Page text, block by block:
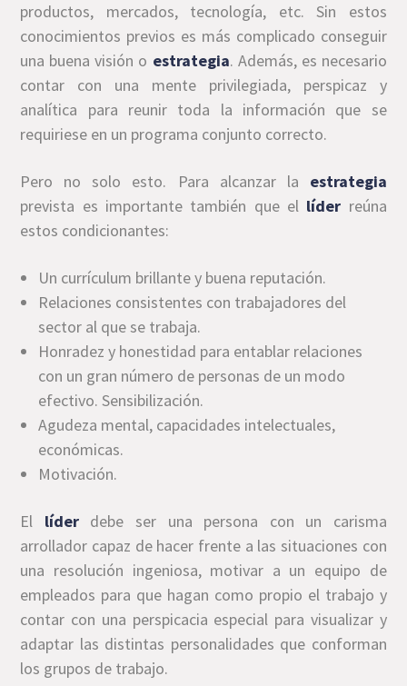
productos, mercados, tecnología, etc. Sin estos
conocimientos previos es más complicado conseguir
una buena visión o estrategia. Además, es necesario
contar con una mente privilegiada, perspicaz y
analítica para reunir toda la información que se
requiriese en un programa conjunto correcto.
Pero no solo esto. Para alcanzar la estrategia
prevista es importante también que el líder reúna
estos condicionantes:
Un currículum brillante y buena reputación.
Relaciones consistentes con trabajadores del
sector al que se trabaja.
Honradez y honestidad para entablar relaciones
con un gran número de personas de un modo
efectivo. Sensibilización.
Agudeza mental, capacidades intelectuales,
económicas.
Motivación.
El líderdebe ser una persona con un carisma
arrollador capaz de hacer frente a las situaciones con
una resolución ingeniosa, motivar a un equipo de
empleados para que hagan como propio el trabajo y
contar con una perspicacia especial para visualizar y
adaptar las distintas personalidades que conforman
los grupos de trabajo.